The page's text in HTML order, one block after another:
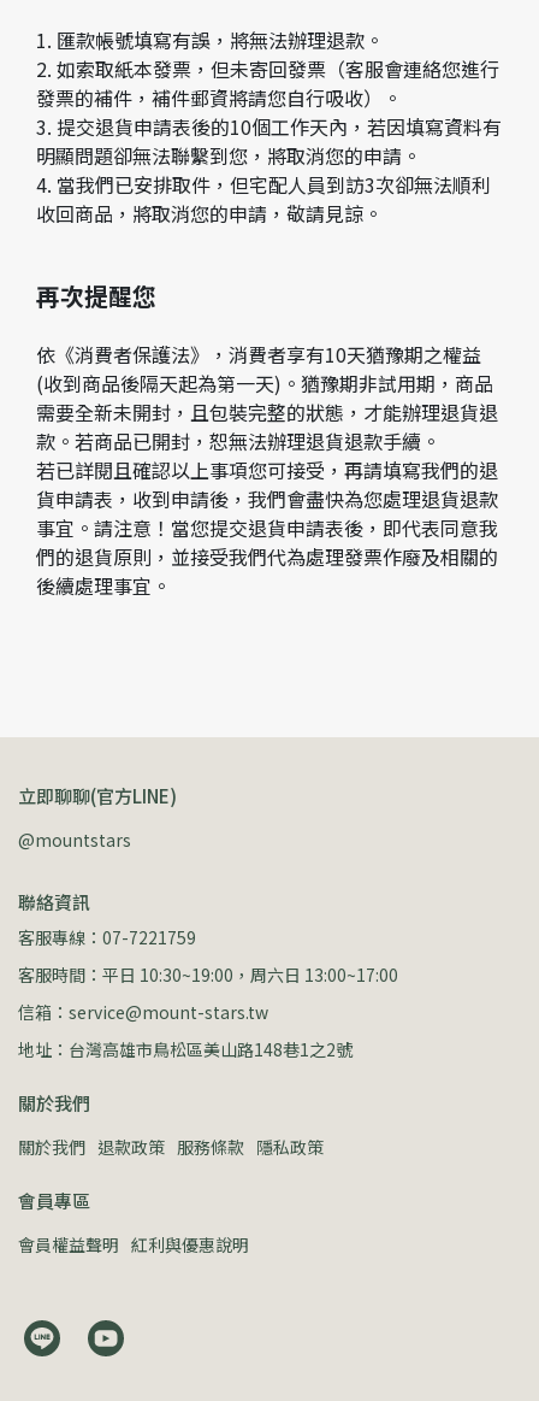
1. 匯款帳號填寫有誤，將無法辦理退款。
2. 如索取紙本發票，但未寄回發票（客服會連絡您進行
發票的補件，補件郵資將請您自行吸收）。
3. 提交退貨申請表後的10個工作天內，若因填寫資料有
明顯問題卻無法聯繫到您，將取消您的申請。
4. 當我們已安排取件，但宅配人員到訪3次卻無法順利
收回商品，將取消您的申請，敬請見諒。
再次提醒您
依《消費者保護法》，消費者享有10天猶豫期之權益
(收到商品後隔天起為第一天)。猶豫期非試用期，商品
需要全新未開封，且包裝完整的狀態，才能辦理退貨退
款。若商品已開封，恕無法辦理退貨退款手續。
若已詳閱且確認以上事項您可接受，再請填寫我們的退
貨申請表，收到申請後，我們會盡快為您處理退貨退款
事宜。請注意！當您提交退貨申請表後，即代表同意我
們的退貨原則，並接受我們代為處理發票作廢及相關的
後續處理事宜。
立即聊聊(官方LINE)
@mountstars
聯絡資訊
客服專線：07-7221759
客服時間：平日 10:30~19:00，周六日 13:00~17:00
信箱：service@mount-stars.tw
地址：台灣高雄市鳥松區美山路148巷1之2號
關於我們
關於我們 退款政策 服務條款 隱私政策
會員專區
會員權益聲明 紅利與優惠說明